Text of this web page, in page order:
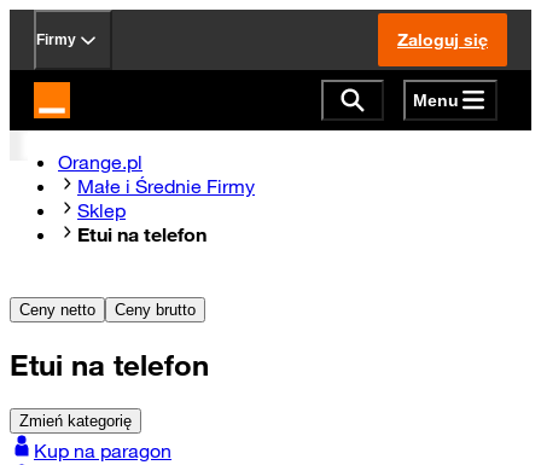
Firmy Zaloguj się
Strona główna Orange.pl Menu
Orange.pl
Małe i Średnie Firmy
Sklep
Etui na telefon
Ceny netto Ceny brutto
Etui na telefon
Zmień kategorię
Kup na paragon